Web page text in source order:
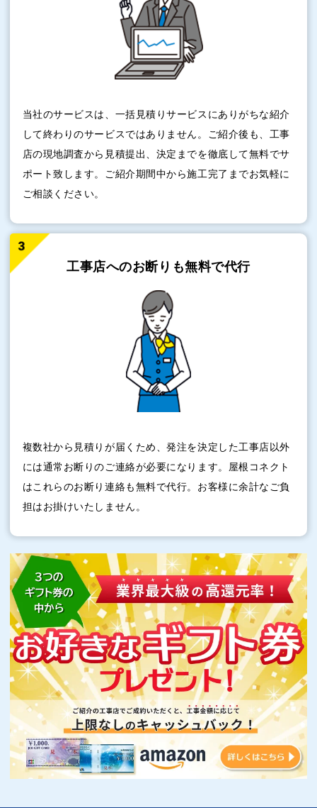
当社のサービスは、一括見積りサービスにありがちな紹介
して終わりのサービスではありません。ご紹介後も、工事
店の現地調査から見積提出、決定までを徹底して無料でサ
ポート致します。ご紹介期間中から施工完了までお気軽に
ご相談ください。
工事店へのお断りも無料で代行
複数社から見積りが届くため、発注を決定した工事店以外
には通常お断りのご連絡が必要になります。屋根コネクト
はこれらのお断り連絡も無料で代行。お客様に余計なご負
担はお掛けいたしません。